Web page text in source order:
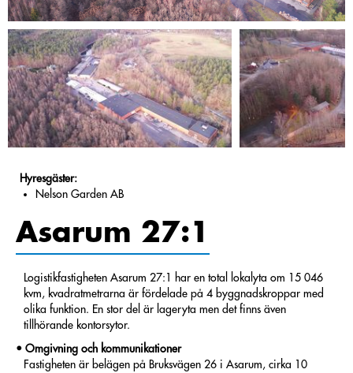
Hyresgäster:
Nelson Garden AB
Asarum 27:1
Logistikfastigheten Asarum 27:1 har en total lokalyta om 15 046
kvm, kvadratmetrarna är fördelade på 4 byggnadskroppar med
olika funktion. En stor del är lageryta men det finns även
tillhörande kontorsytor.
Omgivning och kommunikationer
Fastigheten är belägen på Bruksvägen 26 i Asarum, cirka 10